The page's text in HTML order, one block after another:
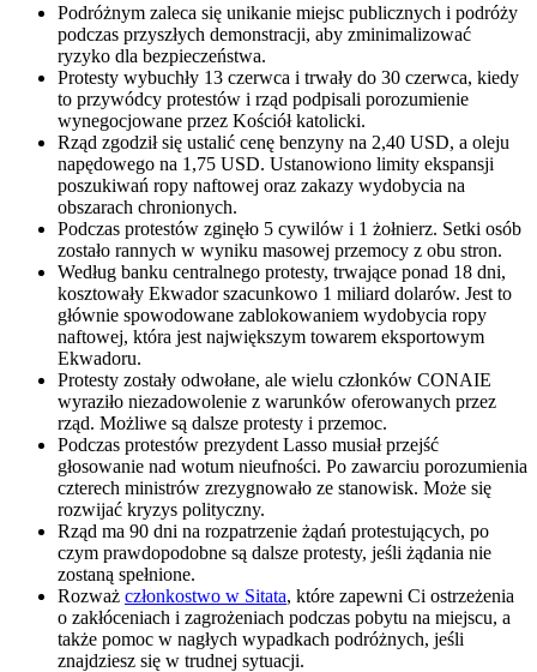
Podróżnym zaleca się unikanie miejsc publicznych i podróży
podczas przyszłych demonstracji, aby zminimalizować
ryzyko dla bezpieczeństwa.
Protesty wybuchły 13 czerwca i trwały do 30 czerwca, kiedy
to przywódcy protestów i rząd podpisali porozumienie
wynegocjowane przez Kościół katolicki.
Rząd zgodził się ustalić cenę benzyny na 2,40 USD, a oleju
napędowego na 1,75 USD. Ustanowiono limity ekspansji
poszukiwań ropy naftowej oraz zakazy wydobycia na
obszarach chronionych.
Podczas protestów zginęło 5 cywilów i 1 żołnierz. Setki osób
zostało rannych w wyniku masowej przemocy z obu stron.
Według banku centralnego protesty, trwające ponad 18 dni,
kosztowały Ekwador szacunkowo 1 miliard dolarów. Jest to
głównie spowodowane zablokowaniem wydobycia ropy
naftowej, która jest największym towarem eksportowym
Ekwadoru.
Protesty zostały odwołane, ale wielu członków CONAIE
wyraziło niezadowolenie z warunków oferowanych przez
rząd. Możliwe są dalsze protesty i przemoc.
Podczas protestów prezydent Lasso musiał przejść
głosowanie nad wotum nieufności. Po zawarciu porozumienia
czterech ministrów zrezygnowało ze stanowisk. Może się
rozwijać kryzys polityczny.
Rząd ma 90 dni na rozpatrzenie żądań protestujących, po
czym prawdopodobne są dalsze protesty, jeśli żądania nie
zostaną spełnione.
Rozważ członkostwo w Sitata, które zapewni Ci ostrzeżenia
o zakłóceniach i zagrożeniach podczas pobytu na miejscu, a
także pomoc w nagłych wypadkach podróżnych, jeśli
znajdziesz się w trudnej sytuacji.